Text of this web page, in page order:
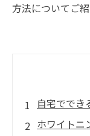
方法についてご紹
自宅ででき
ホワイトニ